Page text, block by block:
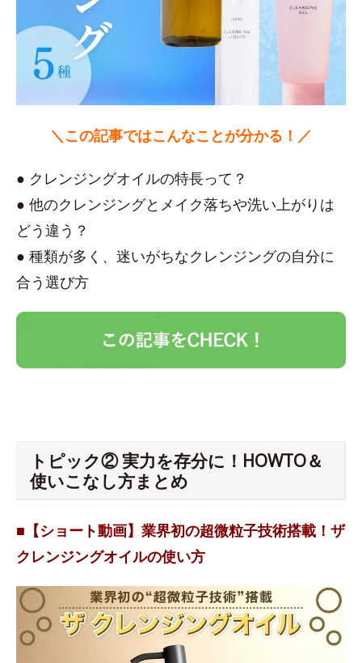
＼この記事ではこんなことが分かる！／
● クレンジングオイルの特長って？
● 他のクレンジングとメイク落ちや洗い上がりは
どう違う？
● 種類が多く、迷いがちなクレンジングの自分に
合う選び方
トピック② 実力を存分に！HOWTO＆
使いこなし方まとめ
■【ショート動画】業界初の超微粒子技術搭載！ザ
クレンジングオイルの使い方